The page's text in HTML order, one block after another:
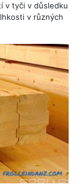
v tyči v důsledku
v různých